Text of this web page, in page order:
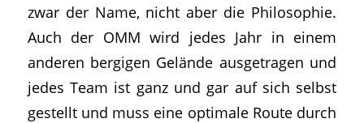
zwar der Name, nicht aber die Philosophie.
Auch der OMM wird jedes Jahr in einem
anderen bergigen Gelände ausgetragen und
jedes Team ist ganz und gar auf sich selbst
gestellt und muss eine optimale Route durch